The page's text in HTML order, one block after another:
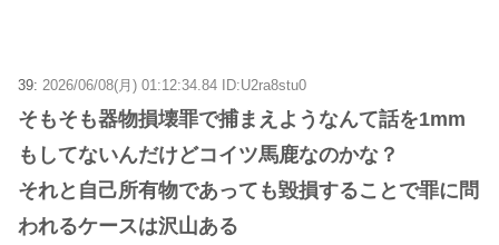
39: 2026/06/08(月) 01:12:34.84 ID:U2ra8stu0
そもそも器物損壊罪で捕まえようなんて話を1mm
もしてないんだけどコイツ馬鹿なのかな？
それと自己所有物であっても毀損することで罪に問
われるケースは沢山ある